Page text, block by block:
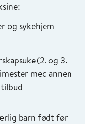
og sykehjem
(2. og 3.
med annen
barn født før